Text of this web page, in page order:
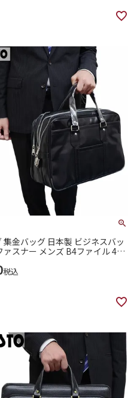
集金バッグ 日本製 ビジネスバッ
ァスナー メンズ B4ファイル 42c
税込